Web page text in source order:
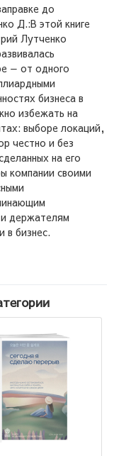
до
Д.:В этой книге
Лутченко
— от одного
бизнеса в
избежать на
выборе локаций,
честно и без
на его
компании своими
держателям
в бизнес.